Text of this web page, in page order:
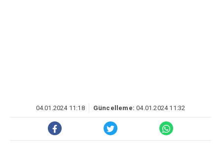
04.01.2024 11:18 Güncelleme: 04.01.2024 11:32